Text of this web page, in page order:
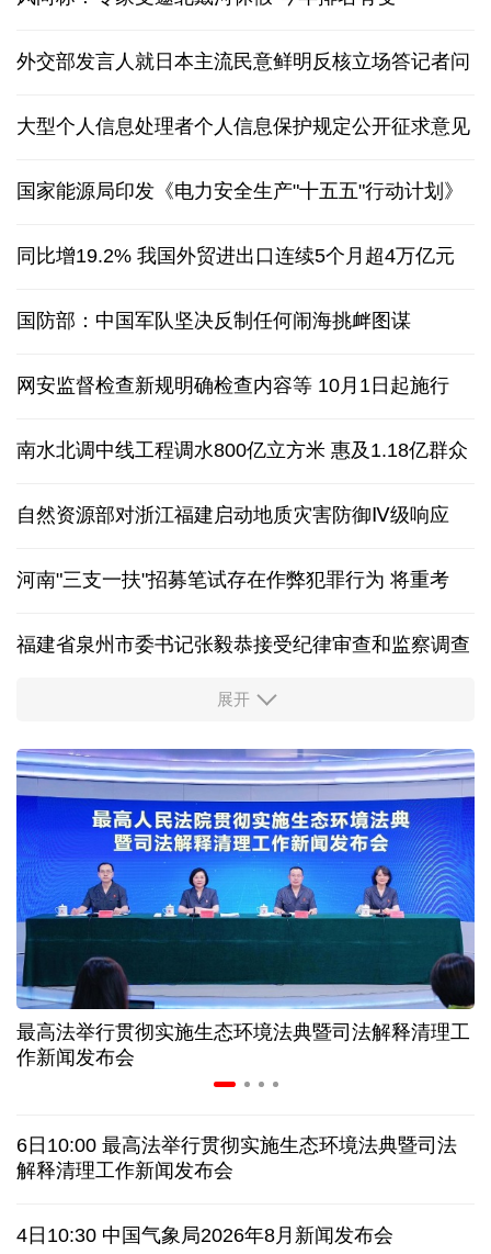
外交部发言人就日本主流民意鲜明反核立场答记者问
大型个人信息处理者个人信息保护规定公开征求意见
国家能源局印发《电力安全生产"十五五"行动计划》
同比增19.2% 我国外贸进出口连续5个月超4万亿元
国防部：中国军队坚决反制任何闹海挑衅图谋
网安监督检查新规明确检查内容等 10月1日起施行
南水北调中线工程调水800亿立方米 惠及1.18亿群众
自然资源部对浙江福建启动地质灾害防御Ⅳ级响应
河南"三支一扶"招募笔试存在作弊犯罪行为 将重考
福建省泉州市委书记张毅恭接受纪律审查和监察调查
东航：国内客票提前14天免费退改
近346亿元 广东电网交出上半年投资建设亮眼答卷
31省份上半年外贸成绩单出炉 见证产业提质跃迁
比一张A4纸还要薄！我国高端钢材迎来密集突破
让药品更好触达患者 多款新药选择网络平台首发
7月份中国仓储指数保持扩张 行业运行韧性较强
乌总统呼吁向乌提供更多导弹 特朗普：我们也想要
日本广岛废墟旁响起抗议声：勿忘历史、拒绝拥核
展开
最高法举行贯彻实施生态环境法典暨司法解释清理工
作新闻发布会
6日10:00 最高法举行贯彻实施生态环境法典暨司法
解释清理工作新闻发布会
4日10:30 中国气象局2026年8月新闻发布会